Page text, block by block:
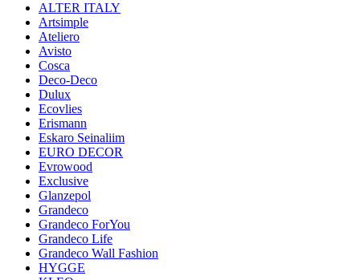
ALTER ITALY
Artsimple
Ateliero
Avisto
Cosca
Deco-Deco
Dulux
Ecovlies
Erismann
Eskaro Seinaliim
EURO DECOR
Evrowood
Exclusive
Glanzepol
Grandeco
Grandeco ForYou
Grandeco Life
Grandeco Wall Fashion
HYGGE